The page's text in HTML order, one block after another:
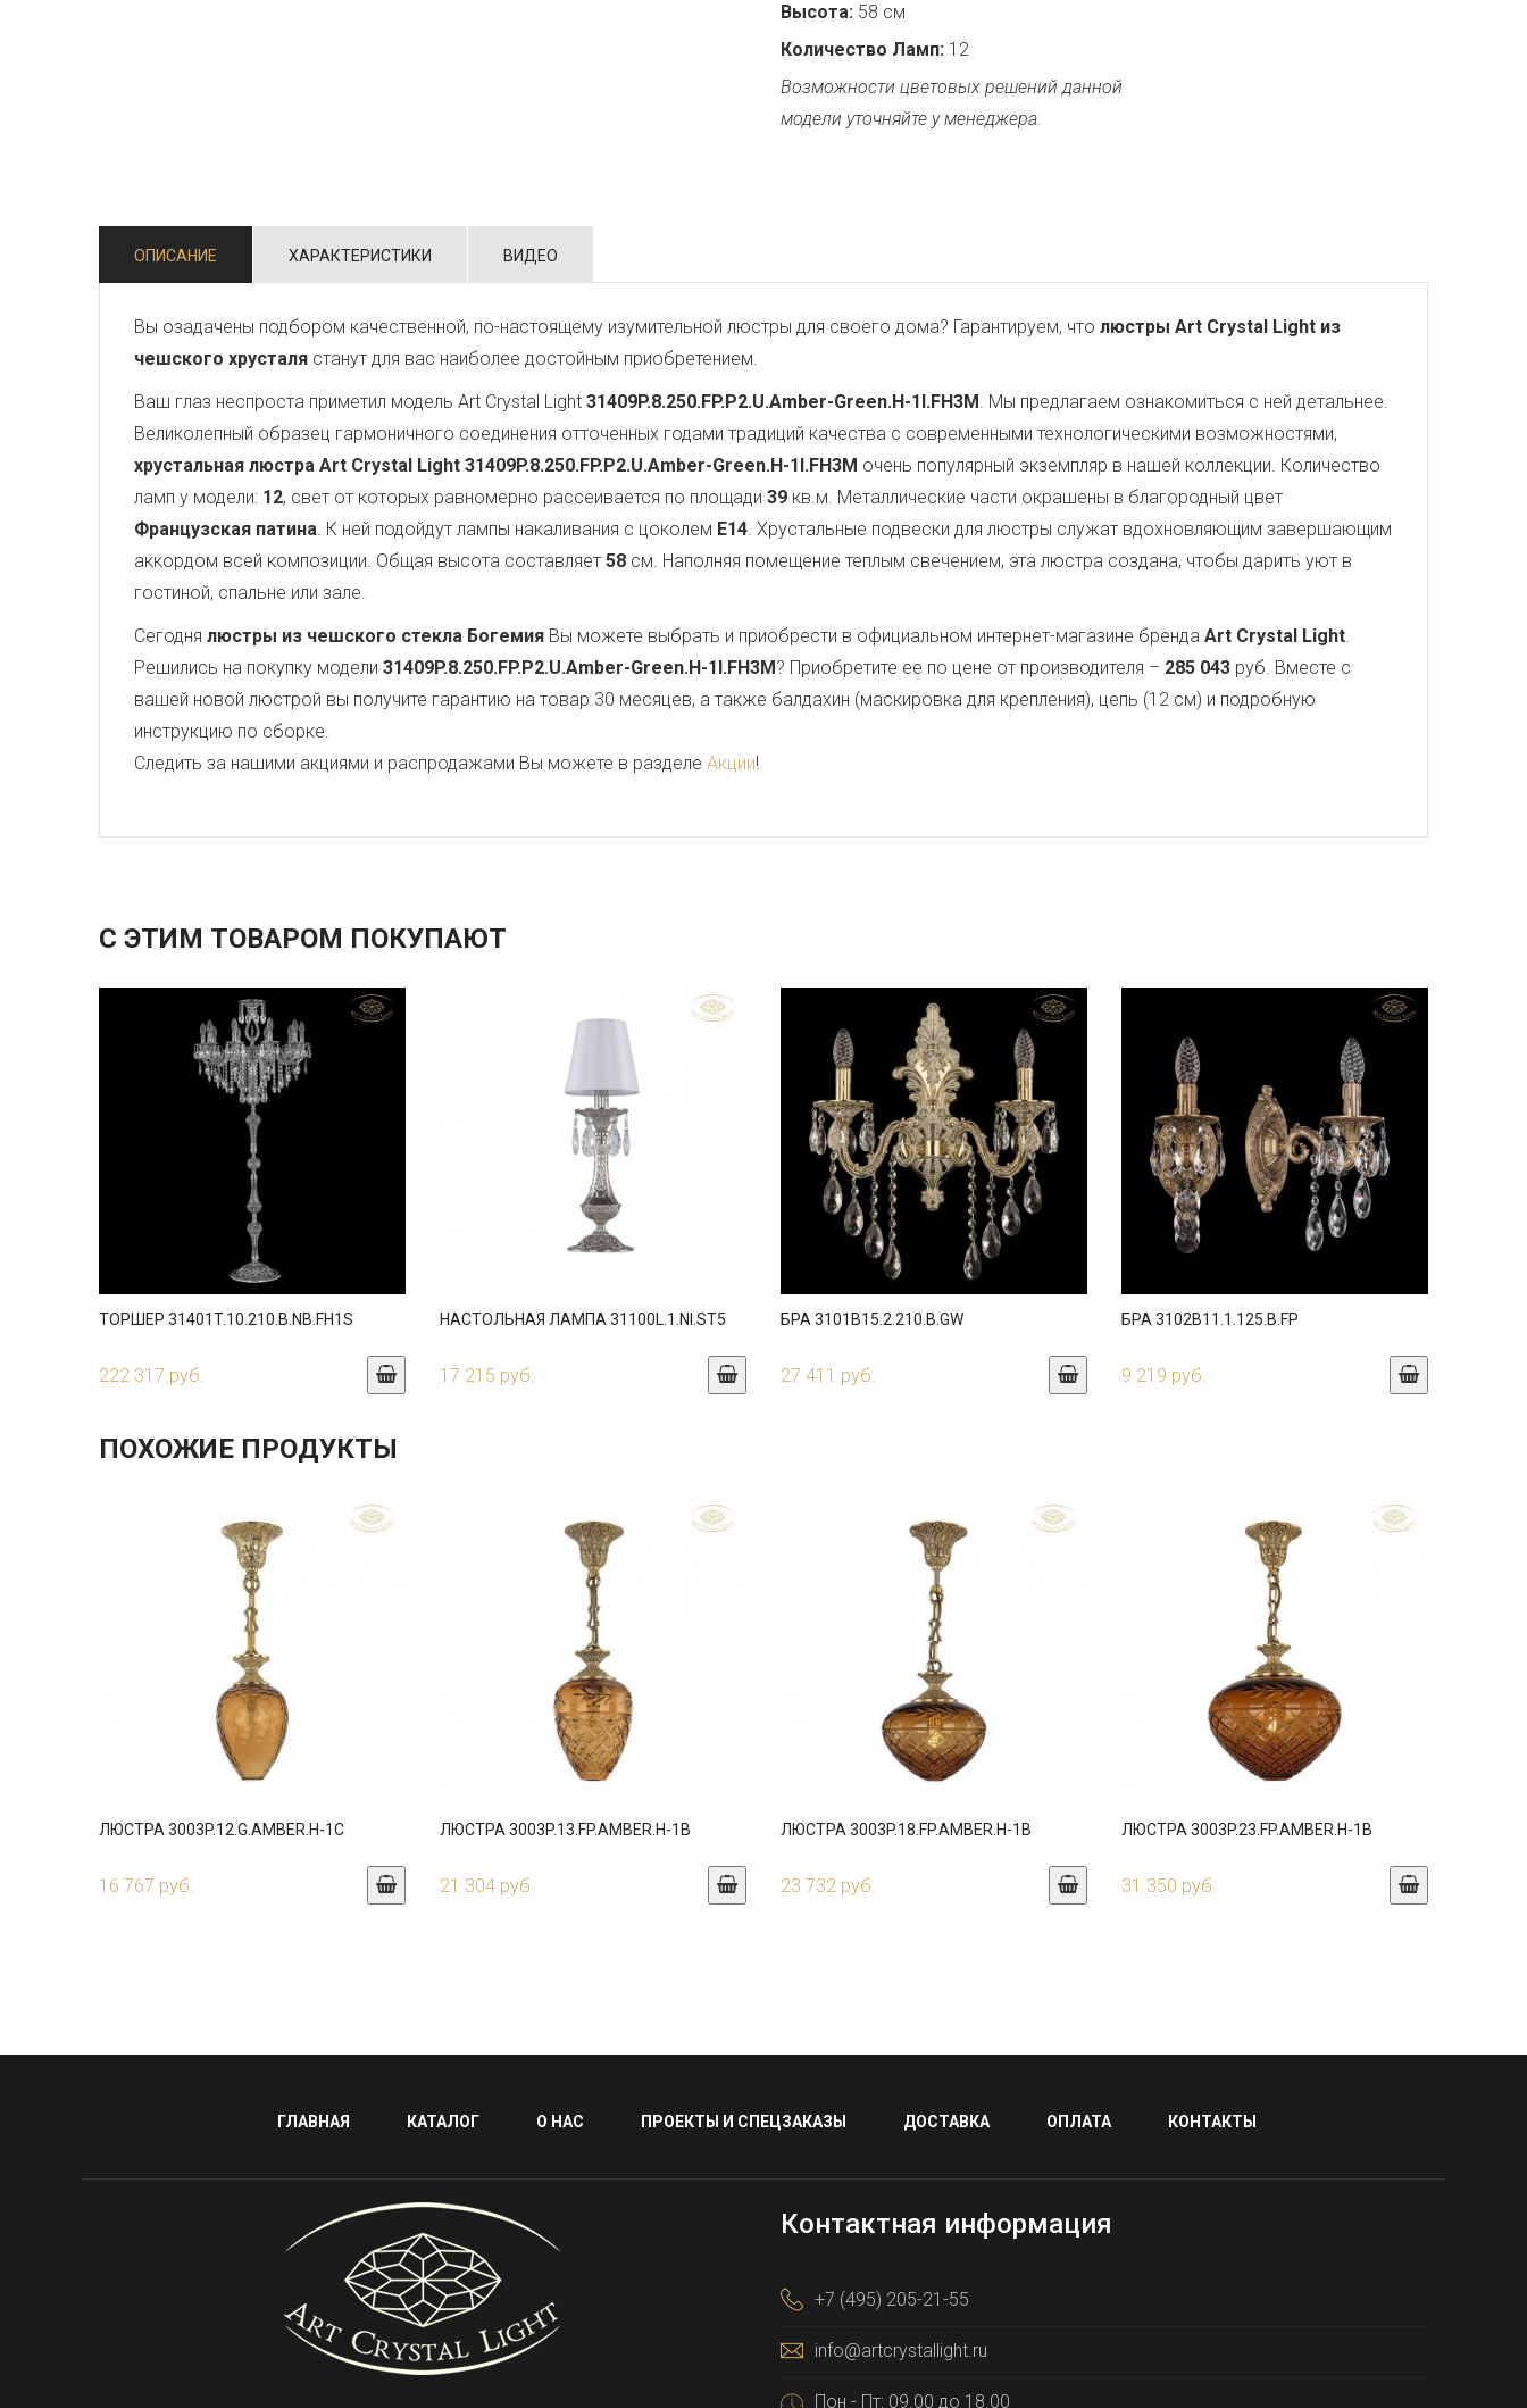
Высота: 58 см
Количество Ламп: 12
Возможности цветовых решений данной
модели уточняйте у менеджера.
ОПИСАНИЕ ХАРАКТЕРИСТИКИ ВИДЕО
Вы озадачены подбором качественной, по-настоящему изумительной люстры для своего дома? Гарантируем, что люстры Art Crystal Light из
чешского хрусталя станут для вас наиболее достойным приобретением.
Ваш глаз неспроста приметил модель Art Crystal Light 31409P.8.250.FP.P2.U.Amber-Green.H-1I.FH3M. Мы предлагаем ознакомиться с ней детальнее.
Великолепный образец гармоничного соединения отточенных годами традиций качества с современными технологическими возможностями,
хрустальная люстра Art Crystal Light 31409P.8.250.FP.P2.U.Amber-Green.H-1I.FH3M очень популярный экземпляр в нашей коллекции. Количество
ламп у модели: 12, свет от которых равномерно рассеивается по площади 39 кв.м. Металлические части окрашены в благородный цвет
Французская патина. К ней подойдут лампы накаливания с цоколем E14. Хрустальные подвески для люстры служат вдохновляющим завершающим
аккордом всей композиции. Общая высота составляет 58 см. Наполняя помещение теплым свечением, эта люстра создана, чтобы дарить уют в
гостиной, спальне или зале.
Сегодня люстры из чешского стекла Богемия Вы можете выбрать и приобрести в официальном интернет-магазине бренда Art Crystal Light.
Решились на покупку модели 31409P.8.250.FP.P2.U.Amber-Green.H-1I.FH3M? Приобретите ее по цене от производителя – 285 043 руб. Вместе с
вашей новой люстрой вы получите гарантию на товар 30 месяцев, а также балдахин (маскировка для крепления), цепь (12 см) и подробную
инструкцию по сборке.
Следить за нашими акциями и распродажами Вы можете в разделе Акции!
С ЭТИМ ТОВАРОМ ПОКУПАЮТ
ТОРШЕР 31401T.10.210.B.NB.FH1S
222 317 руб.
НАСТОЛЬНАЯ ЛАМПА 31100L.1.NI.ST5
17 215 руб.
БРА 3101B15.2.210.B.GW
27 411 руб.
БРА 3102B11.1.125.B.FP
9 219 руб.
ПОХОЖИЕ ПРОДУКТЫ
ЛЮСТРА 3003P.12.G.AMBER.H-1C
16 767 руб.
ЛЮСТРА 3003P.13.FP.AMBER.H-1B
21 304 руб.
ЛЮСТРА 3003P.18.FP.AMBER.H-1B
23 732 руб.
ЛЮСТРА 3003P.23.FP.AMBER.H-1B
31 350 руб.
ГЛАВНАЯ КАТАЛОГ О НАС ПРОЕКТЫ И СПЕЦЗАКАЗЫ ДОСТАВКА ОПЛАТА КОНТАКТЫ
Контактная информация
+7 (495) 205-21-55
info@artcrystallight.ru
Пон - Пт: 09.00 до 18.00